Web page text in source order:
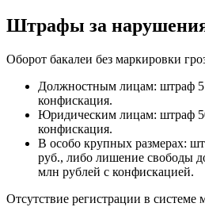
Штрафы за
Оборот бакалеи без маркировки
Должностным лицам: штраф
конфискация.
Юридическим лицам: штраф
конфискация.
В особо крупных размерах:
руб., либо лишение свободы
млн рублей с конфискацией.
Отсутствие регистрации в системе